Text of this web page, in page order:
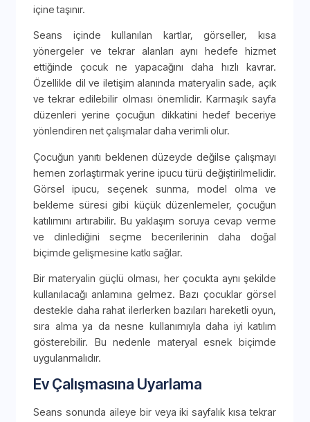
içine taşınır.
Seans içinde kullanılan kartlar, görseller, kısa
yönergeler ve tekrar alanları aynı hedefe hizmet
ettiğinde çocuk ne yapacağını daha hızlı kavrar.
Özellikle dil ve iletişim alanında materyalin sade, açık
ve tekrar edilebilir olması önemlidir. Karmaşık sayfa
düzenleri yerine çocuğun dikkatini hedef beceriye
yönlendiren net çalışmalar daha verimli olur.
Çocuğun yanıtı beklenen düzeyde değilse çalışmayı
hemen zorlaştırmak yerine ipucu türü değiştirilmelidir.
Görsel ipucu, seçenek sunma, model olma ve
bekleme süresi gibi küçük düzenlemeler, çocuğun
katılımını artırabilir. Bu yaklaşım soruya cevap verme
ve dinlediğini seçme becerilerinin daha doğal
biçimde gelişmesine katkı sağlar.
Bir materyalin güçlü olması, her çocukta aynı şekilde
kullanılacağı anlamına gelmez. Bazı çocuklar görsel
destekle daha rahat ilerlerken bazıları hareketli oyun,
sıra alma ya da nesne kullanımıyla daha iyi katılım
gösterebilir. Bu nedenle materyal esnek biçimde
uygulanmalıdır.
Ev Çalışmasına Uyarlama
Seans sonunda aileye bir veya iki sayfalık kısa tekrar